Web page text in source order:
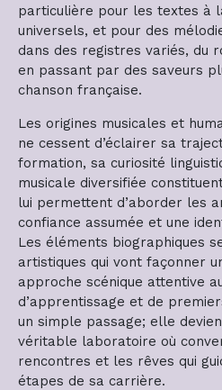
particulière pour les textes à
universels, et pour des
dans des registres variés, du
en passant par des saveurs
chanson française.
Les origines musicales et
ne cessent d’éclairer sa
formation, sa curiosité
musicale diversifiée
lui permettent d’aborder les
confiance assumée et une
Les éléments biographiques
artistiques qui vont façonner
approche scénique attentive
d’apprentissage et de
un simple passage; elle
véritable laboratoire où
rencontres et les rêves qui
étapes de sa carrière.